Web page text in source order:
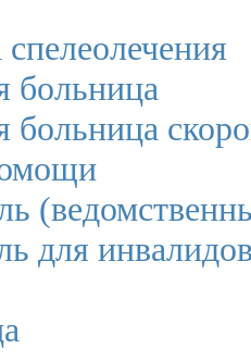
больница
больница
для